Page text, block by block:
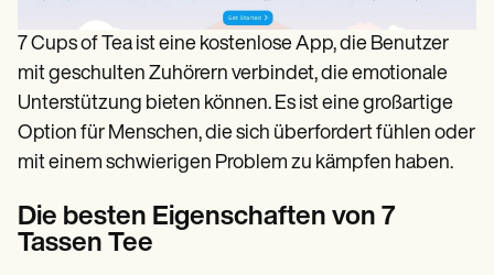
7 Cups of Tea ist eine kostenlose App, die Benutzer
mit geschulten Zuhörern verbindet, die emotionale
Unterstützung bieten können. Es ist eine großartige
Option für Menschen, die sich überfordert fühlen oder
mit einem schwierigen Problem zu kämpfen haben.
Die besten Eigenschaften von 7
Tassen Tee